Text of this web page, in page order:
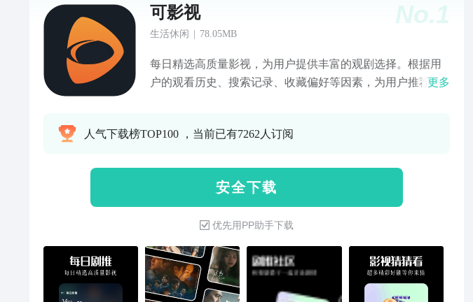
No.1
可影视
生活休闲 78.05MB
每日精选高质量影视，为用户提供丰富的观剧选择。根据用
户的观看历史、搜索记录、收藏偏好等因素，为用户推荐个
更多
人气下载榜TOP100 ，当前已有7262人订阅
安 全 下 载
优先用PP助手下载